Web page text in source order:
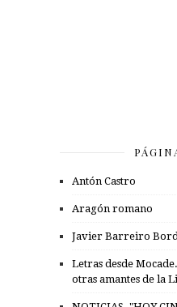
Antón Castro
Aragón romano
Javier Barreiro
Letras desde
otras amantes de la